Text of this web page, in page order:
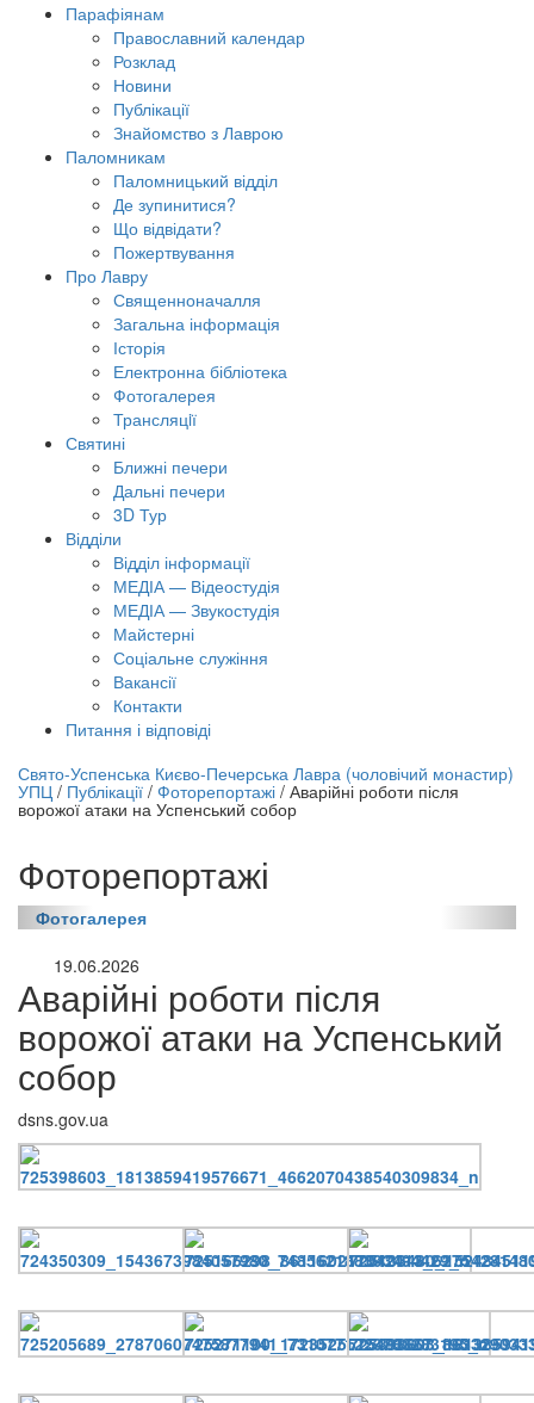
Парафіянам
Православний календар
Розклад
Новини
Публікації
Знайомство з Лаврою
Паломникам
Паломницький відділ
Де зупинитися?
Що відвідати?
Пожертвування
Про Лавру
Священноначалля
Загальна інформація
Історія
Електронна бібліотека
Фотогалерея
Трансляцiї
Святині
Ближні печери
Дальні печери
3D Тур
Відділи
Відділ інформації
МЕДІА — Відеостудія
МЕДІА — Звукостудія
Майстерні
Соціальне служіння
Вакансії
Контакти
Питання і відповіді
трансляція |
12 вересня
трансляції
онлайн трансляції
Веб-камери
12 сентября 2015Название трансляции
Свято-Успенська Києво-Печерська Лавра (чоловічий монастир)
УПЦ / Публікації / Фоторепортажі / Аварійні роботи після
ворожої атаки на Успенський собор
Фоторепортажі
Фотогалерея
19.06.2026
Аварійні роботи після
ворожої атаки на Успенський
собор
dsns.gov.ua